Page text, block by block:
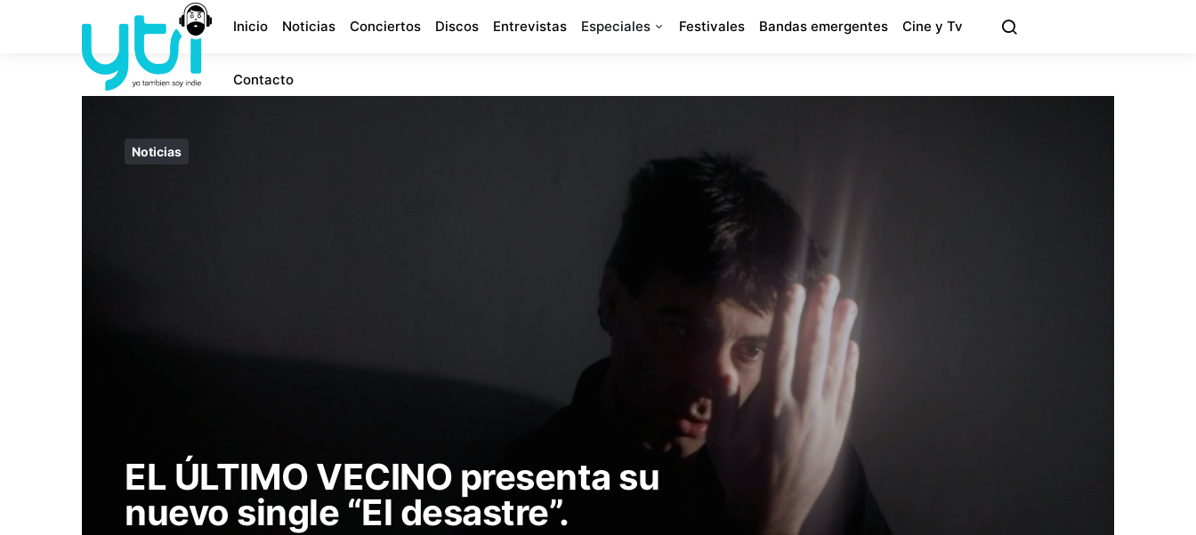
Inicio Noticias Conciertos Discos Entrevistas Especiales Festivales Bandas emergentes Cine y Tv
Contacto
Noticias
EL ÚLTIMO VECINO presenta su
nuevo single “El desastre”.